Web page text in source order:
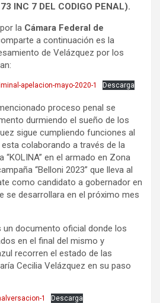
INC 7 DEL CODIGO PENAL).
la Cámara Federal de
a continuación es la
de Velázquez por los
apelacion-mayo-2020-1 Descarga
proceso penal se
durmiendo el sueño de los
sigue cumpliendo funciones al
colaborando a través de la
“KOLINA” en el armado en Zona
“Belloni 2023” que lleva al
como candidato a gobernador en
se desarrollara en el próximo mes
un documento oficial donde los
en el final del mismo y
recorren el estado de las
Cecilia Velázquez en su paso
1 Descarga